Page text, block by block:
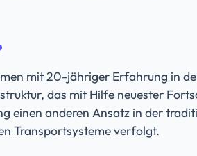
mit 20-jähriger Erfahrung in
das mit Hilfe neuester
einen anderen Ansatz in der
Transportsysteme verfolgt.